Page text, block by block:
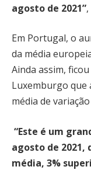
agosto de 2021”
Em Portugal, o
da média
Ainda assim,
Luxemburgo que
média de
“Este é um
agosto de 2021,
média, 3%